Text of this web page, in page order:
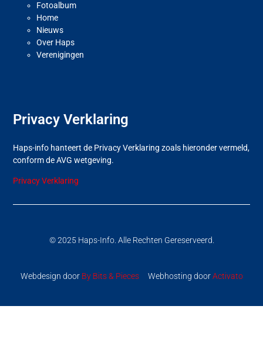
Fotoalbum
Home
Nieuws
Over Haps
Verenigingen
Privacy Verklaring
Haps-info hanteert de Privacy Verklaring zoals hieronder vermeld,
conform de AVG wetgeving.
Privacy Verklaring
© 2025 Haps-Info. Alle Rechten Gereserveerd.
Webdesign door By Bits & PiecesWebhosting doorActivato